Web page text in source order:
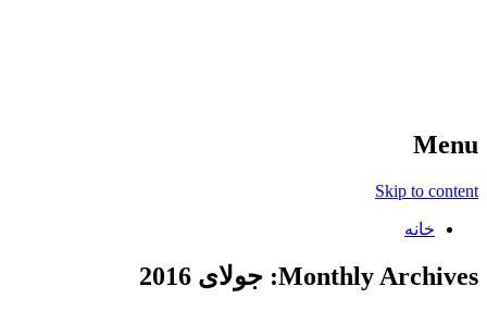
Menu
Skip to content
خانه
Monthly Archives: جولای 2016